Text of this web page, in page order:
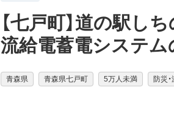
【七戸町】道の駅し
流給電蓄電システム
青森県 青森県七戸町 5万人未満 防災